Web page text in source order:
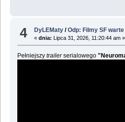
4 DyLEMaty /Odp: Filmy SF
«dnia: Lipca 31, 2026, 11:20:44 am »
Pełniejszy trailerserialowego